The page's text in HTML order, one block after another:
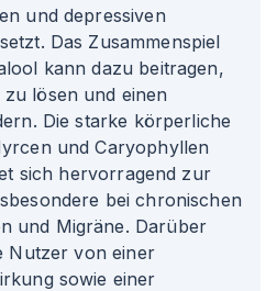
und depressiven
Das Zusammenspiel
kann dazu beitragen,
lösen und einen
Die starke körperliche
und Caryophyllen
sich hervorragend zur
bei chronischen
und Migräne. Darüber
Nutzer von einer
sowie einer